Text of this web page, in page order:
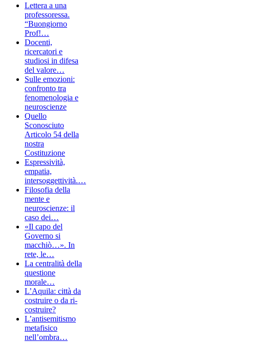
Lettera a una
professoressa.
“Buongiorno
Prof!…
Docenti,
ricercatori e
studiosi in difesa
del valore…
Sulle emozioni:
confronto tra
fenomenologia e
neuroscienze
Quello
Sconosciuto
Articolo 54 della
nostra
Costituzione
Espressività,
empatia,
intersoggettività.…
Filosofia della
mente e
neuroscienze: il
caso dei…
«Il capo del
Governo si
macchiò…». In
rete, le…
La centralità della
questione
morale…
L’Aquila: città da
costruire o da ri-
costruire?
L’antisemitismo
metafisico
nell’ombra…